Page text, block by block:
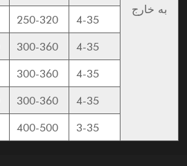
به خارج
250-320
4-35
300-360
4-35
300-360
4-35
300-360
4-35
400-500 3-35